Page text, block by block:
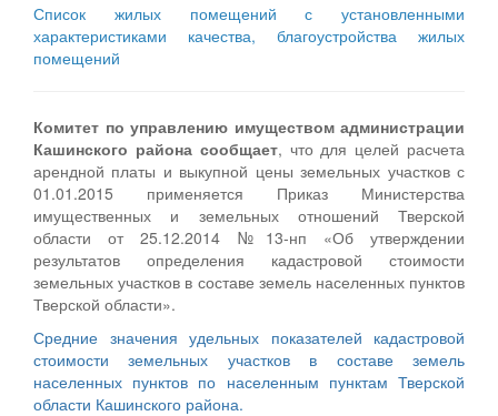
Список жилых помещений с установленными
характеристиками качества, благоустройства жилых
помещений
Комитет по управлению имуществом администрации
Кашинского района сообщает, что для целей расчета
арендной платы и выкупной цены земельных участков с
01.01.2015 применяется Приказ Министерства
имущественных и земельных отношений Тверской
области от 25.12.2014 №13-нп «Об утверждении
результатов определения кадастровой стоимости
земельных участков в составе земель населенных пунктов
Тверской области».
Средние значения удельных показателей кадастровой
стоимости земельных участков в составе земель
населенных пунктов по населенным пунктам Тверской
области Кашинского района.